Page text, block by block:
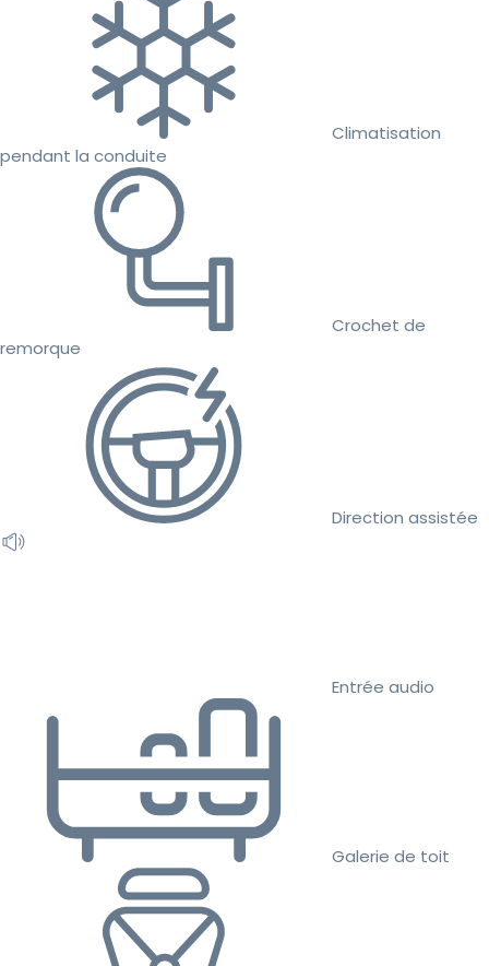
Climatisation
pendant la conduite
Crochet de
remorque
Direction assistée
Entrée audio
Galerie de toit